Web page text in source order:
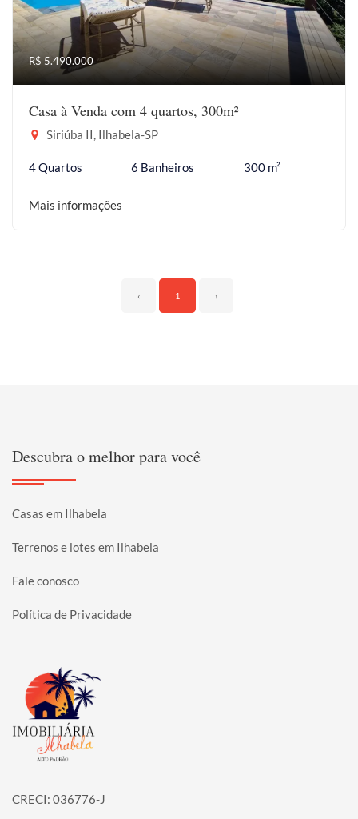
R$ 5.490.000
Casa à Venda com 4 quartos, 300m²
Siriúba II, Ilhabela-SP
4 Quartos 6 Banheiros 300 m²
Mais informações
‹ 1 ›
Descubra o melhor para você
Casas em Ilhabela
Terrenos e lotes em Ilhabela
Fale conosco
Política de Privacidade
Página inicial
CRECI: 036776-J